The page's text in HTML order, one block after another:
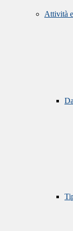
Attività